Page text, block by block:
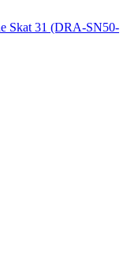
Skat 31 (DRA-SN50-